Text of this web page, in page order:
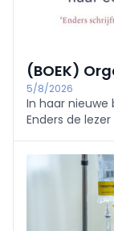
(BOEK)
5/8/2026
In haar nieuwe
Enders de
en het
manier